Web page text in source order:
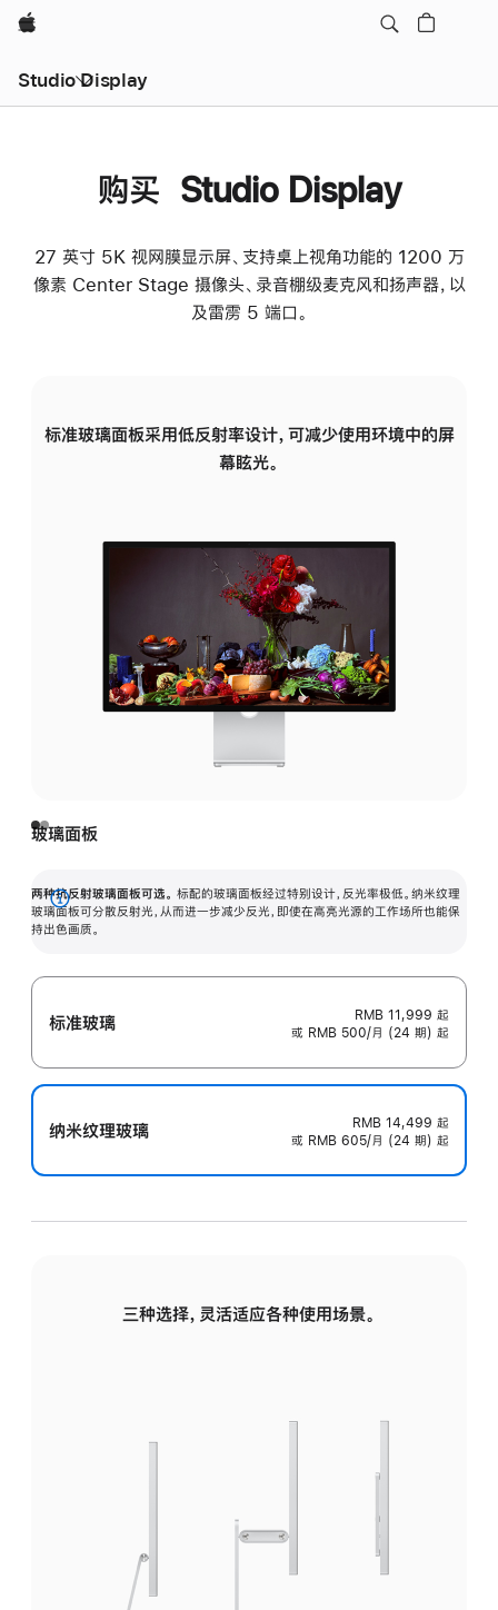
Apple
Studio Display
购买 Studio Display
27 英寸 5K 视网膜显示屏、支持桌上视角功能的 1200 万
像素 Center Stage 摄像头、录音棚级麦克风和扬声器，以
及雷雳 5 端口。
标准玻璃面板采用低反射率设计，可减少使用环境中的屏
幕眩光。
玻璃面板
两种抗反射玻璃面板可选。 标配的玻璃面板经过特别设计，反光率极低。纳米纹理
玻璃面板可分散反射光，从而进一步减少反光，即使在高亮光源的工作场所也能保
持出色画质。
展
开
标准玻璃 RMB 11,999 起
或 RMB 500/月 (24 期) 起
纳米纹理玻璃 RMB 14,499 起
或 RMB 605/月 (24 期) 起
三种选择，灵活适应各种使用场景。